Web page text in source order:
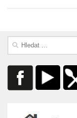
Vyhledávání